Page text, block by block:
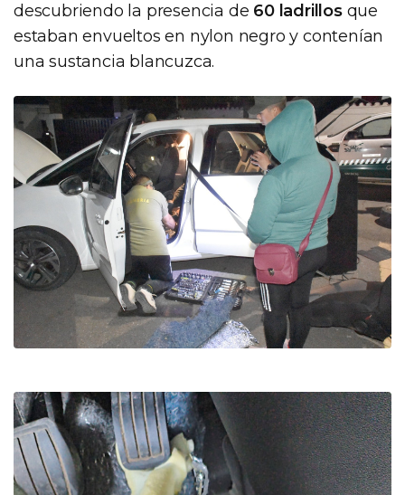
descubriendo la presencia de 60 ladrillosque
estaban envueltos en nylon negro y contenían
una sustancia blancuzca.